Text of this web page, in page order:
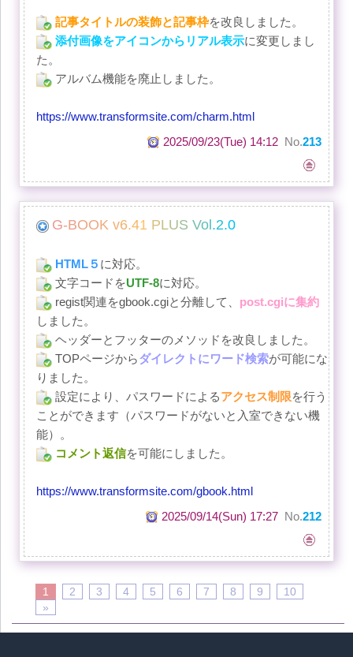
記事タイトルの装飾と記事枠を改良しました。
添付画像をアイコンからリアル表示に変更しまし
た。
アルバム機能を廃止しました。
https://www.transformsite.com/charm.html
2025/09/23(Tue) 14:12No.213
G-BOOK v6.41 PLUS Vol.2.0
HTML５ に対応。
文字コードをUTF-8に対応。
regist関連をgbook.cgiと分離して、 post.cgiに集約
しました。
ヘッダーとフッターのメソッドを改良しました。
TOPページからダイレクトにワード検索が可能にな
りました。
設定により、パスワードによるアクセス制限を行う
ことができます（パスワードがないと入室できない機
能）。
コメント返信を可能にしました。
https://www.transformsite.com/gbook.html
2025/09/14(Sun) 17:27No.212
1 2 3 4 5 6 7 8 9
10
»